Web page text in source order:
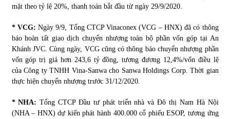
mặt theo tỷ lệ 20%, thanh toán bắt đầu từ ngày 29/9/2020.
* VCG: Ngày 9/9, Tổng CTCP Vinaconex (VCG – HNX) đã có thông
báo hoàn tất giao dịch chuyển nhượng toàn bộ phần vốn góp tại An
Khánh JVC. Cùng ngày, VCG cũng có thông báo chuyển nhượng phần
vốn góp trị giá hơn 243,6 tỷ đồng, tương đương 12,4%/vốn điều lệ
của Công ty TNHH Vina-Sanwa cho Sanwa Holdings Corp. Thời gian
thực hiện chuyển nhượng trước 31/12/2020.
* NHA: Tổng CTCP Đầu tư phát triển nhà và Đô thị Nam Hà Nội
(NHA – HNX) dự kiến phát hành 400.000 cổ phiếu ESOP, tương ứng